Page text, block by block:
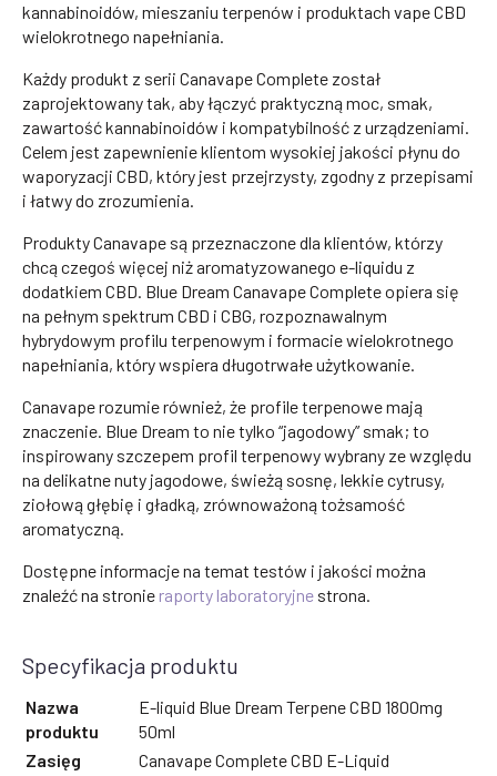
kannabinoidów, mieszaniu terpenów i produktach vape CBD
wielokrotnego napełniania.
Każdy produkt z serii Canavape Complete został
zaprojektowany tak, aby łączyć praktyczną moc, smak,
zawartość kannabinoidów i kompatybilność z urządzeniami.
Celem jest zapewnienie klientom wysokiej jakości płynu do
waporyzacji CBD, który jest przejrzysty, zgodny z przepisami
i łatwy do zrozumienia.
Produkty Canavape są przeznaczone dla klientów, którzy
chcą czegoś więcej niż aromatyzowanego e-liquidu z
dodatkiem CBD. Blue Dream Canavape Complete opiera się
na pełnym spektrum CBD i CBG, rozpoznawalnym
hybrydowym profilu terpenowym i formacie wielokrotnego
napełniania, który wspiera długotrwałe użytkowanie.
Canavape rozumie również, że profile terpenowe mają
znaczenie. Blue Dream to nie tylko “jagodowy” smak; to
inspirowany szczepem profil terpenowy wybrany ze względu
na delikatne nuty jagodowe, świeżą sosnę, lekkie cytrusy,
ziołową głębię i gładką, zrównoważoną tożsamość
aromatyczną.
Dostępne informacje na temat testów i jakości można
znaleźć na stronie raporty laboratoryjne strona.
Specyfikacja produktu
Nazwa
produktu
E-liquid Blue Dream Terpene CBD 1800mg
50ml
Zasięg
Canavape Complete CBD E-Liquid